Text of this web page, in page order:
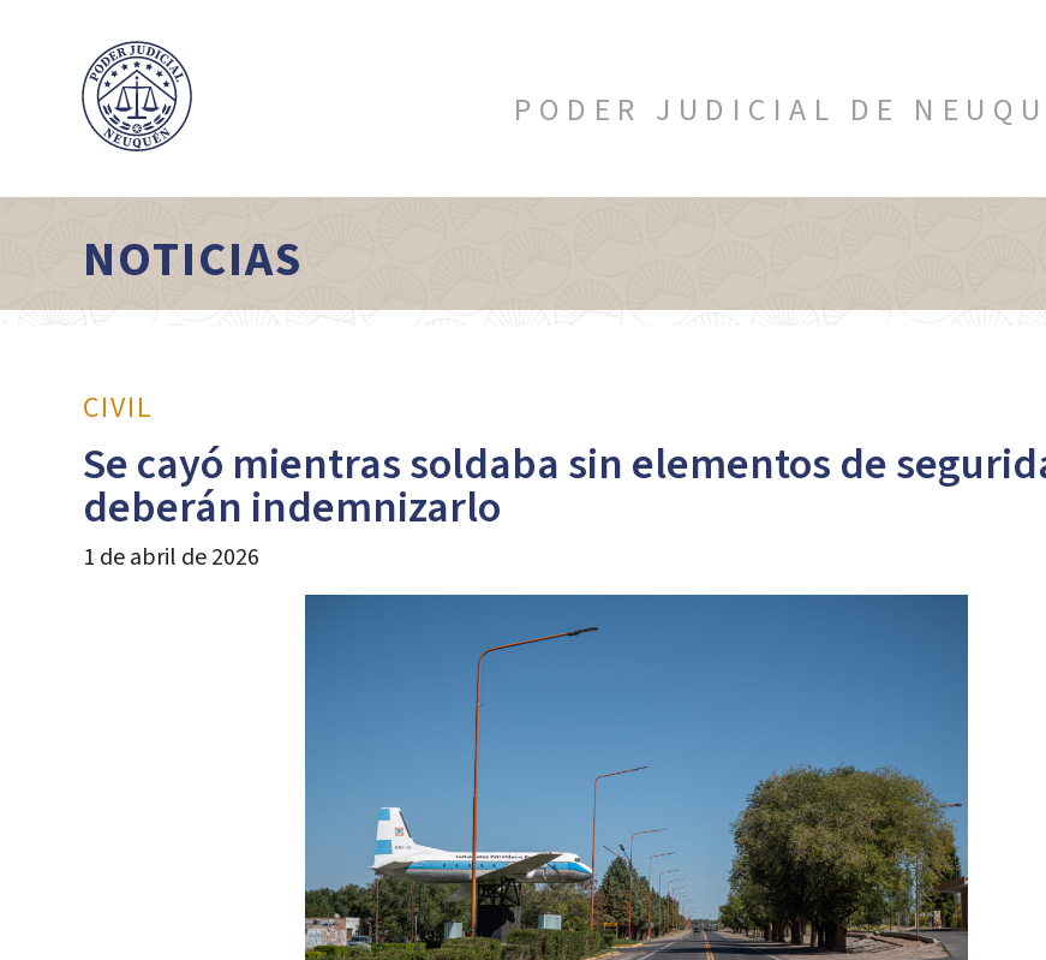
PODER JUDICIAL DE
NOTICIAS
CIVIL
Se cayó mientras soldaba sin elementos de
deberán indemnizarlo
1 de abril de 2026